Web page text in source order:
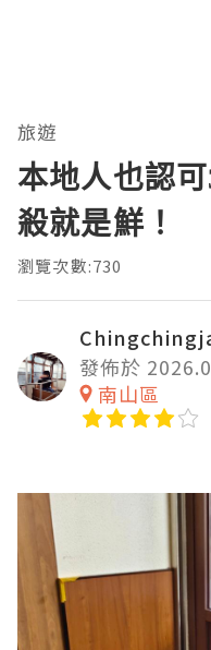
旅遊
本地人也認
殺就是鮮！
瀏覽次數:730
發佈於
南山區